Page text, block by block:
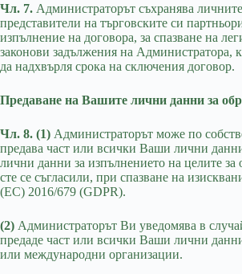
Чл. 7. Администраторът съхранява
представители на търговските си
изпълнение на договора, за спазване на
законови задължения на Администратора,
да надхвърля срока на сключения договор.
Предаване на Вашите лични данни за
Чл. 8. (1) Администраторът може по
предава част или всички Ваши лични
лични данни за изпълнението на целите за
сте се съгласили, при спазване на
(ЕС) 2016/679 (GDPR).
(2) Администраторът Ви уведомява в
предаде част или всички Ваши лични
или международни организации.